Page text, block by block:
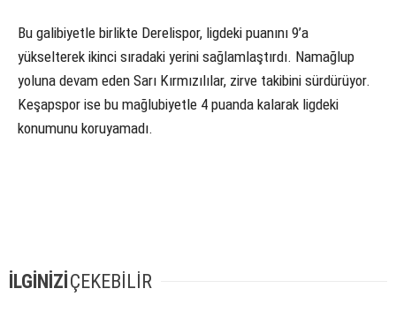
Bu galibiyetle birlikte Derelispor, ligdeki puanını 9’a
yükselterek ikinci sıradaki yerini sağlamlaştırdı. Namağlup
yoluna devam eden Sarı Kırmızılılar, zirve takibini sürdürüyor.
Keşapspor ise bu mağlubiyetle 4 puanda kalarak ligdeki
konumunu koruyamadı.
İLGİNİZİ ÇEKEBİLİR